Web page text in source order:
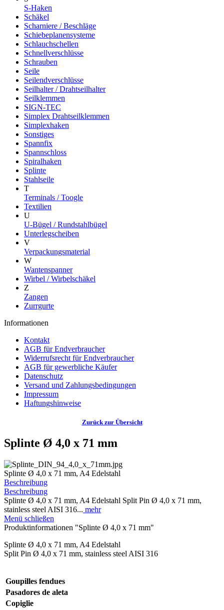
S-Haken
Schäkel
Scharniere / Beschläge
Schiebeplanensysteme
Schlauchschellen
Schnellverschlüsse
Schrauben
Seile
Seilendverschlüsse
Seilhalter / Drahtseilhalter
Seilklemmen
SIGN-TEC
Simplex Drahtseilklemmen
Simplexhaken
Sonstiges
Spannfix
Spannschloss
Spiralhaken
Splinte
Stahlseile
T
Terminals / Toogle
Textilien
U
U-Bügel / Rundstahlbügel
Unterlegscheiben
V
Verpackungsmaterial
W
Wantenspanner
Wirbel / Wirbelschäkel
Z
Zangen
Zurrgurte
Informationen
Kontakt
AGB für Endverbraucher
Widerrufsrecht für Endverbraucher
AGB für gewerbliche Käufer
Datenschutz
Versand und Zahlungsbedingungen
Impressum
Haftungshinweise
Zurück zur Übersicht
Splinte Ø 4,0 x 71 mm
Splinte Ø 4,0 x 71 mm, A4 Edelstahl
Beschreibung
Beschreibung
Splinte Ø 4,0 x 71 mm, A4 Edelstahl Split Pin Ø 4,0 x 71 mm,
stainless steel AISI 316... mehr
Menü schließen
Produktinformationen "Splinte Ø 4,0 x 71 mm"
Splinte Ø 4,0 x 71 mm, A4 Edelstahl
Split Pin Ø 4,0 x 71 mm, stainless steel AISI 316
Goupilles fendues
Pasadores de aleta
Copiglie